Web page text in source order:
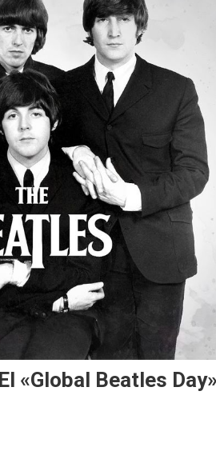
«Global Beatles Day»